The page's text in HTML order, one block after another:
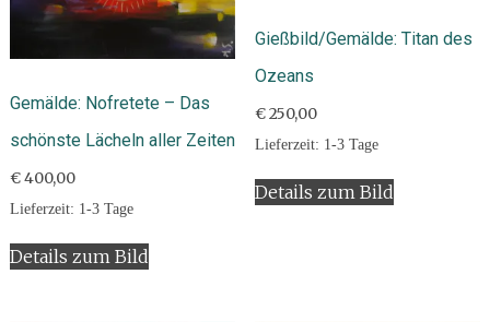
Gemälde: Nofretete – Das
schönste Lächeln aller Zeiten
€400,00
Lieferzeit: 1-3 Tage
Details zum Bild
Gießbild/Gemälde: Titan des
Ozeans
€250,00
Lieferzeit: 1-3 Tage
Details zum Bild